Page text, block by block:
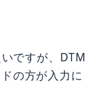
ですが、DTM
の方が入力に